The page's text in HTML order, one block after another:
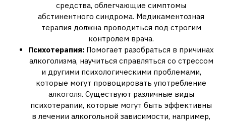
средства, облегчающие симптомы
абстинентного синдрома. Медикаментозная
терапия должна проводиться под строгим
контролем врача.
Психотерапия: Помогает разобраться в причинах
алкоголизма, научиться справляться со стрессом
и другими психологическими проблемами,
которые могут провоцировать употребление
алкоголя. Существуют различные виды
психотерапии, которые могут быть эффективны
в лечении алкогольной зависимости, например,